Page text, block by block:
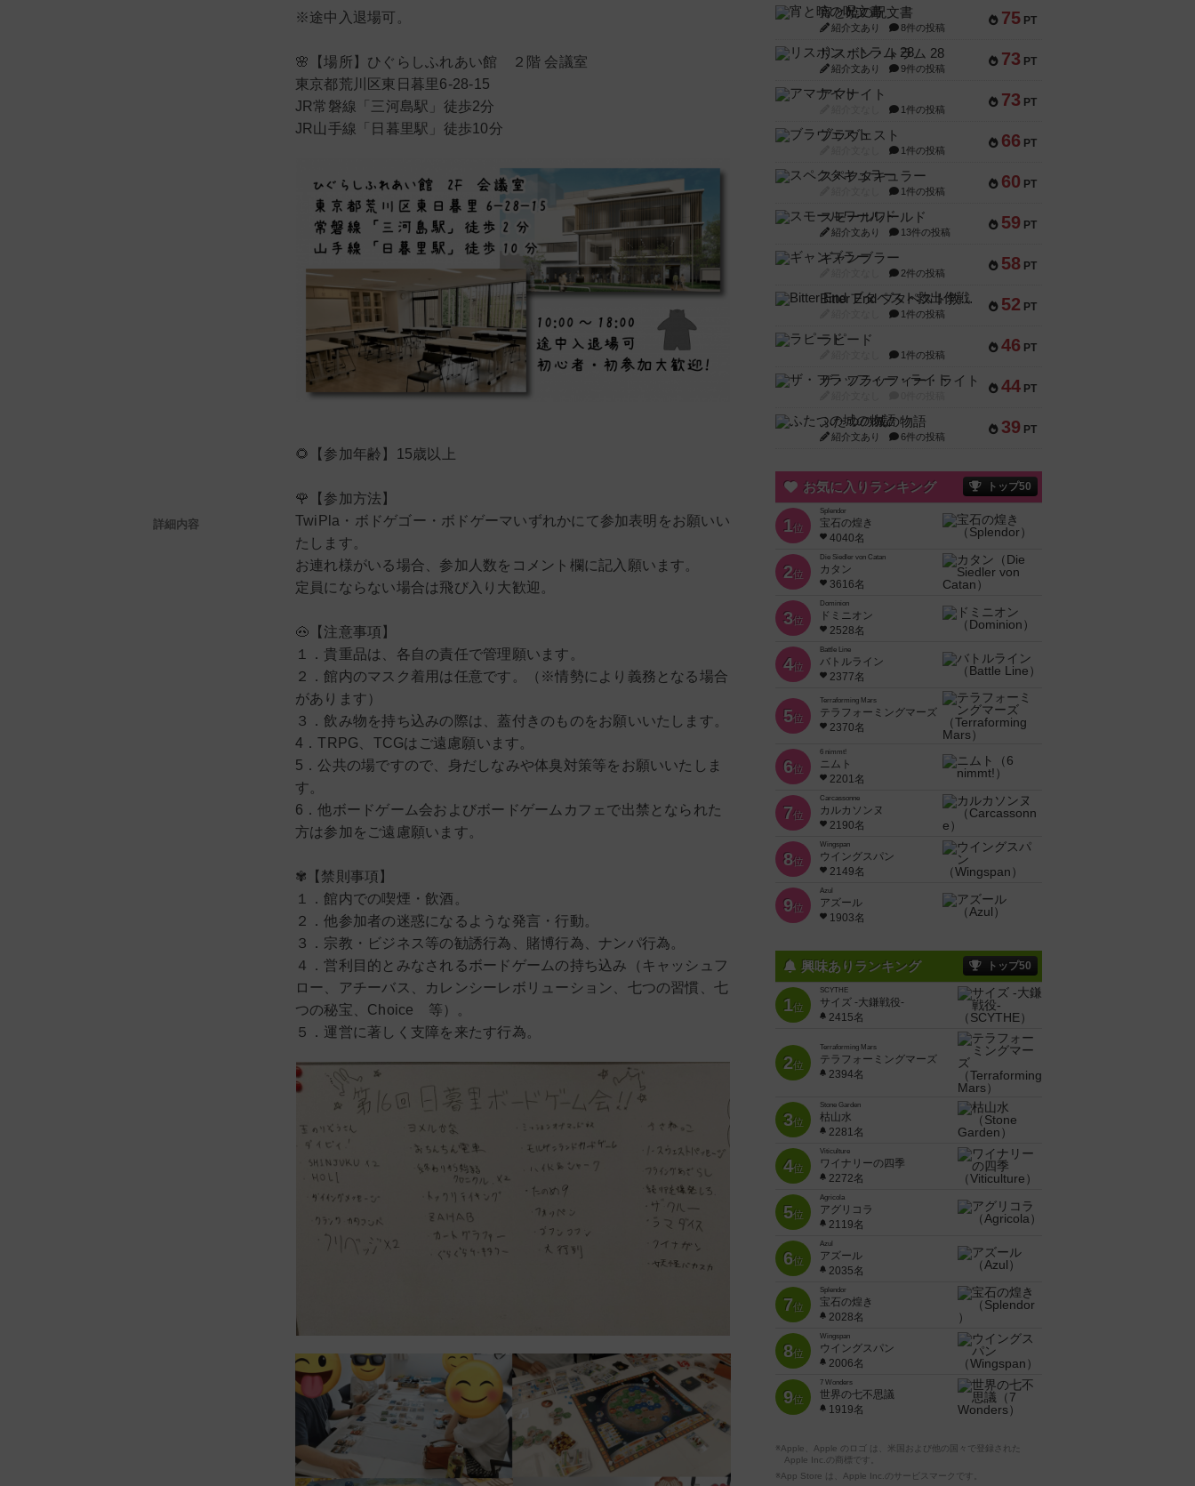
詳細内容
※途中入退場可。
🌸【場所】ひぐらしふれあい館 ２階 会議室
東京都荒川区東日暮里6-28-15
JR常磐線「三河島駅」徒歩2分
JR山手線「日暮里駅」徒歩10分
🌻【参加年齢】15歳以上
🌹【参加方法】
TwiPla・ボドゲゴー・ボドゲーマいずれかにて参加表明をお願いい
たします。
お連れ様がいる場合、参加人数をコメント欄に記入願います。
定員にならない場合は飛び入り大歓迎。
🐽【注意事項】
１．貴重品は、各自の責任で管理願います。
２．館内のマスク着用は任意です。（※情勢により義務となる場合
があります）
３．飲み物を持ち込みの際は、蓋付きのものをお願いいたします。
4．TRPG、TCGはご遠慮願います。
5．公共の場ですので、身だしなみや体臭対策等をお願いいたしま
す。
6．他ボードゲーム会およびボードゲームカフェで出禁となられた
方は参加をご遠慮願います。
✾【禁則事項】
１．館内での喫煙・飲酒。
２．他参加者の迷惑になるような発言・行動。
３．宗教・ビジネス等の勧誘行為、賭博行為、ナンパ行為。
４．営利目的とみなされるボードゲームの持ち込み（キャッシュフ
ロー、アチーバス、カレンシーレボリューション、七つの習慣、七
つの秘宝、Choice 等）。
５．運営に著しく支障を来たす行為。
75 PT
宵と暁の呪文書
紹介文あり 8件の投稿
73 PT
リスボン・トラム 28
紹介文あり 9件の投稿
73 PT
アマナイト
1件の投稿
66 PT
ブラヴェスト
1件の投稿
60 PT
スペクタキュラー
1件の投稿
59 PT
スモールワールド
紹介文あり 13件の投稿
58 PT
ギャンブラー
2件の投稿
52 PT
Bitter End ブタペスト救出作戦
1件の投稿
46 PT
ラピード
1件の投稿
44 PT
ザ・フラッフィー・ライト
39 PT
ふたつの城の物語
紹介文あり 6件の投稿
お気に入りランキング トップ50
1位
Splendor
宝石の煌き
4040名
2位
Die Siedler von Catan
カタン
3616名
3位
Dominion
ドミニオン
2528名
4位
Battle Line
バトルライン
2377名
5位
Terraforming Mars
テラフォーミングマーズ
2370名
6位
6 nimmt!
ニムト
2201名
7位
Carcassonne
カルカソンヌ
2190名
8位
Wingspan
ウイングスパン
2149名
9位
Azul
アズール
1903名
興味ありランキング トップ50
1位
SCYTHE
サイズ -大鎌戦役-
2415名
2位
Terraforming Mars
テラフォーミングマーズ
2394名
3位
Stone Garden
枯山水
2281名
4位
Viticulture
ワイナリーの四季
2272名
5位
Agricola
アグリコラ
2119名
6位
Azul
アズール
2035名
7位
Splendor
宝石の煌き
2028名
8位
Wingspan
ウイングスパン
2006名
9位
7 Wonders
世界の七不思議
1919名
※Apple、Apple のロゴ は、米国および他の国々で登録された
Apple Inc.の商標です。
※App Store は、Apple Inc.のサービスマークです。